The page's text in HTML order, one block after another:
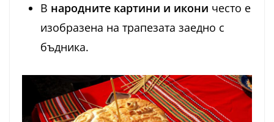
В народните картини и икони често е
изобразена на трапезата заедно с
бъдника.